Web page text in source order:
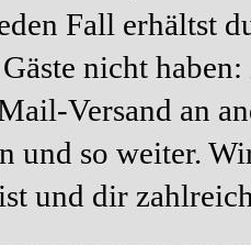
Fall erhältst
nicht
Versand an
und so weiter.
und dir